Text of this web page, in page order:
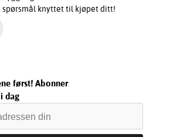
spørsmål knyttet til kjøpet ditt!
først! Abonner
dag